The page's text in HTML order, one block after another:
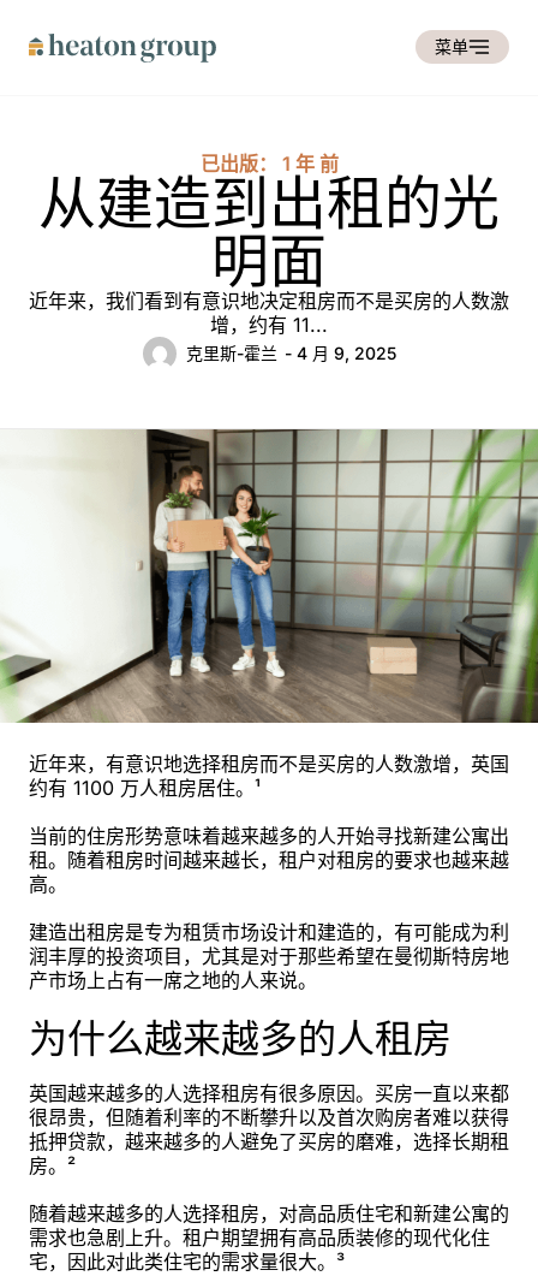
菜单
已出版： 1 年 前
从建造到出租的光
明面
近年来，我们看到有意识地决定租房而不是买房的人数激
增，约有 11...
克里斯-霍兰 - 4 月 9, 2025
近年来，有意识地选择租房而不是买房的人数激增，英国
约有 1100 万人租房居住。¹
当前的住房形势意味着越来越多的人开始寻找新建公寓出
租。随着租房时间越来越长，租户对租房的要求也越来越
高。
建造出租房是专为租赁市场设计和建造的，有可能成为利
润丰厚的投资项目，尤其是对于那些希望在曼彻斯特房地
产市场上占有一席之地的人来说。
为什么越来越多的人租房
英国越来越多的人选择租房有很多原因。买房一直以来都
很昂贵，但随着利率的不断攀升以及首次购房者难以获得
抵押贷款，越来越多的人避免了买房的磨难，选择长期租
房。²
随着越来越多的人选择租房，对高品质住宅和新建公寓的
需求也急剧上升。租户期望拥有高品质装修的现代化住
宅，因此对此类住宅的需求量很大。³